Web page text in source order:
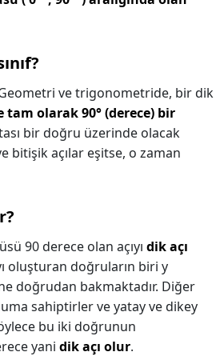
ve trigonometride, bir dik
tam olarak 90° (derece) bir
bir doğru üzerinde olacak
bitişik açılar eşitse, o zaman
90 derece olan açıyı dik açı
oluşturan doğruların biri y
doğrudan bakmaktadır. Diğer
sahiptirler ve yatay ve dikey
bu iki doğrunun
yani dik açı olur.